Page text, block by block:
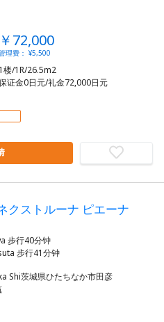
￥72,000
理费： ¥5,500
1楼/1R/26.5m2
证金0日元/礼金72,000日元
クストルーナ ピエーナ
步行40分钟
Shi茨城県ひたちなか市田彦